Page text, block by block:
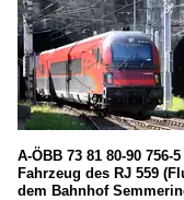
A-ÖBB 73 81 80-90
Fahrzeug des RJ 559
dem Bahnhof